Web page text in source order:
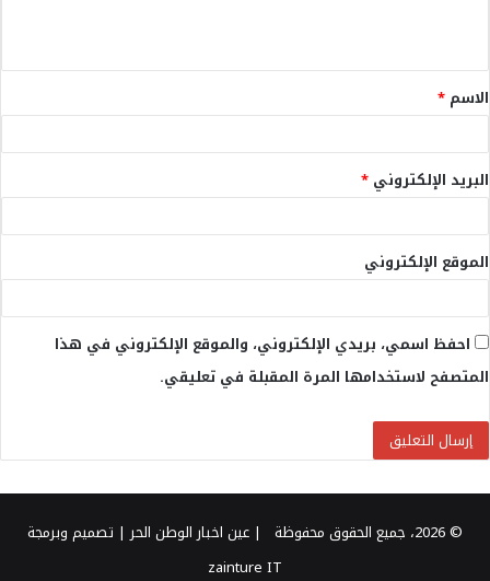
ق
*
الاسم *
البريد الإلكتروني *
الموقع الإلكتروني
احفظ اسمي، بريدي الإلكتروني، والموقع الإلكتروني في هذا
المتصفح لاستخدامها المرة المقبلة في تعليقي.
© 2026، جميع الحقوق محفوظة | عين اخبار الوطن الحر| تصميم وبرمجة
zainture IT